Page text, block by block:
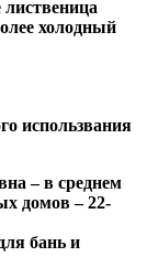
холодный
использвания
– в среднем
домов – 22-
бань и